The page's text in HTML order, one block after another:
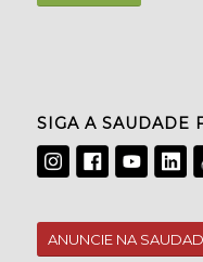
SIGA A SAUDADE
ANUNCIE NA